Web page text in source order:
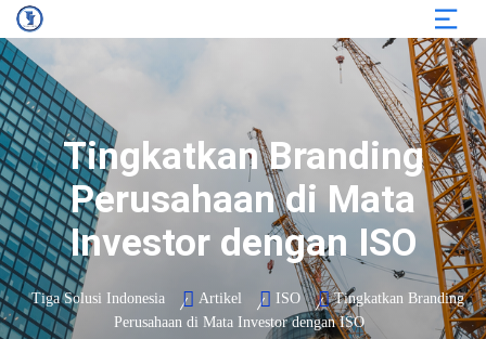
Tingkatkan Branding
Perusahaan di Mata
Investor dengan ISO
Tiga Solusi Indonesia Artikel ISO
Tingkatkan Branding
Perusahaan di Mata Investor dengan ISO